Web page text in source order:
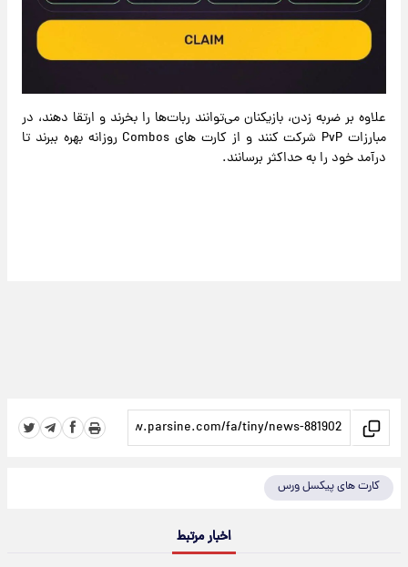
علاوه بر ضربه زدن، بازیکنان می‌توانند ربات‌ها را بخرند و ارتقا دهند، در
مبارزات PvP شرکت کنند و از کارت های Combos روزانه بهره ببرند تا
درآمد خود را به حداکثر برسانند.
کارت های پیکسل ورس
اخبار مرتبط